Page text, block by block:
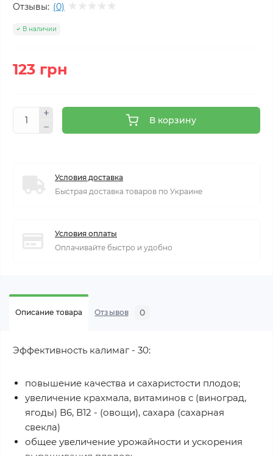
Отзывы: (0)
В наличии
123 грн
В корзину
Условия доставка
Быстрая доставка товаров по Украине
Условия оплаты
Оплачивайте быстро и удобно
Описание товара Отзывов 0
Эффективность калимаг - 30:
повышение качества и сахаристости плодов;
увеличение крахмала, витаминов с (виноград,
ягоды) В6, В12 - (овощи), сахара (сахарная
свекла)
общее увеличение урожайности и ускорения